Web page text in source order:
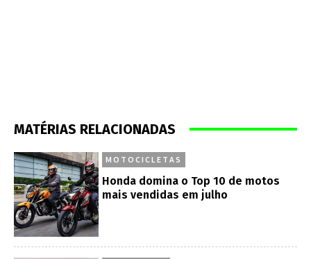
MATÉRIAS RELACIONADAS
MOTOCICLETAS
Honda domina o Top 10 de motos
mais vendidas em julho